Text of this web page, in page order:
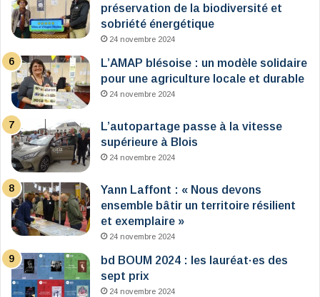
préservation de la biodiversité et
sobriété énergétique
24 novembre 2024
L’AMAP blésoise : un modèle solidaire
pour une agriculture locale et durable
24 novembre 2024
L’autopartage passe à la vitesse
supérieure à Blois
24 novembre 2024
Yann Laffont : « Nous devons
ensemble bâtir un territoire résilient
et exemplaire »
24 novembre 2024
bd BOUM 2024 : les lauréat·es des
sept prix
24 novembre 2024